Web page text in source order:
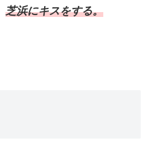
芝浜にキスをする。